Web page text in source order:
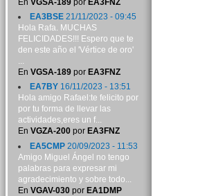
EA3BSE21/11/2023 - 09:45
Hola Rafa. MUCHAS
FELICIDADES!!! Espero que te
den este año el 'Vértice de oro'
...
En VGSA-189por EA3FNZ
EA7BY16/11/2023 - 13:51
Hola amigo Rafael:te felicito por
por tu forma de llevar las
actividades,eres un f...
En VGZA-200por EA3FNZ
EA5CMP20/09/2023 - 11:53
Amigo Miguel Ángel no tengo
palabras para expresar mi
agradecimiento y sobre todo...
En VGAV-030por EA1DMP